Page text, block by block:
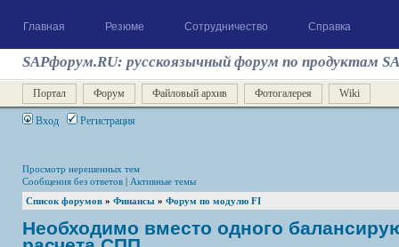
Главная Резюме Сотрудничество Справка
SAPфорум.RU: русскоязычный форум по продуктам
Портал Форум Файловый архив Фотогалерея Wiki
Вход Регистрация
Просмотр нерешенных тем
Сообщения без ответов | Активные темы
Список форумов » Финансы » Форум по модулю FI
Необходимо вместо одного